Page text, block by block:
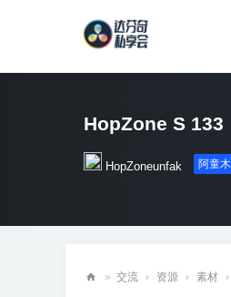
HopZone S 133
HopZoneunfak 阿童木
» 交流 › 资源 › 素材 ›